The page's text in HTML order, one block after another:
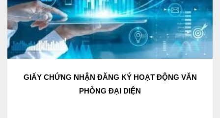
GIẤY CHỨNG NHẬN ĐĂNG KÝ HOẠT ĐỘNG VĂN
PHÒNG ĐẠI DIỆN